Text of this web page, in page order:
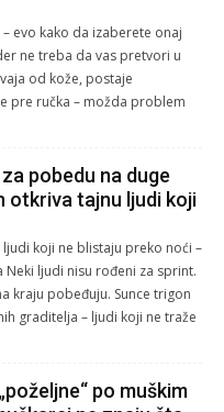
evo kako da izaberete onaj
ne treba da vas pretvori u
od kože, postaje
pre ručka – možda problem
pobedu na duge
otkriva tajnu ljudi koji
koji ne blistaju preko noći –
ljudi nisu rođeni za sprint.
kraju pobeđuju. Sunce trigon
graditelja – ljudi koji ne traže
po muškim